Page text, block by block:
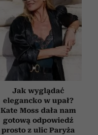
Jak wyglądać
elegancko w upał?
Kate Moss dała nam
gotową odpowiedź
prosto z ulic Paryża